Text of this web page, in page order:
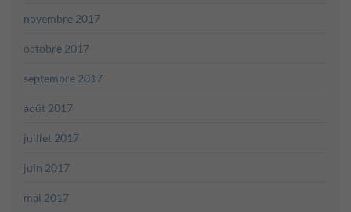
novembre 2017
octobre 2017
septembre 2017
août 2017
juillet 2017
juin 2017
mai 2017